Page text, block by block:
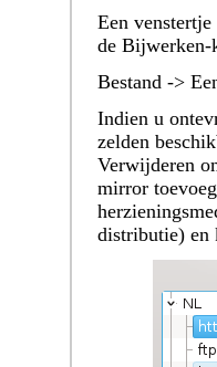
Een
de Bijwerken-
Bestand ->
Indien u
zelden
Verwijderen
mirror
distributie)